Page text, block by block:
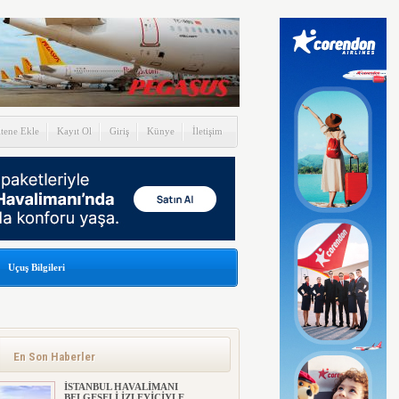
Ekle Kayıt Ol Giriş Künye İletişim
Uçuş Bilgileri
En Son Haberler
İSTANBUL HAVALİMANI